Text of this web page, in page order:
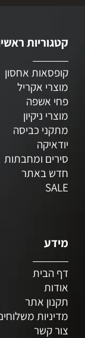
קטגוריות
קופסאות אחסון
מוצרי אקריל
פחי אשפה
מוצרי ניקיון
מתקני כביסה
יודאיקה
סירים ומחבתות
חדש באתר
SALE
מידע
דף הבית
אודות
תקנון אתר
מדיניות
צור קשר